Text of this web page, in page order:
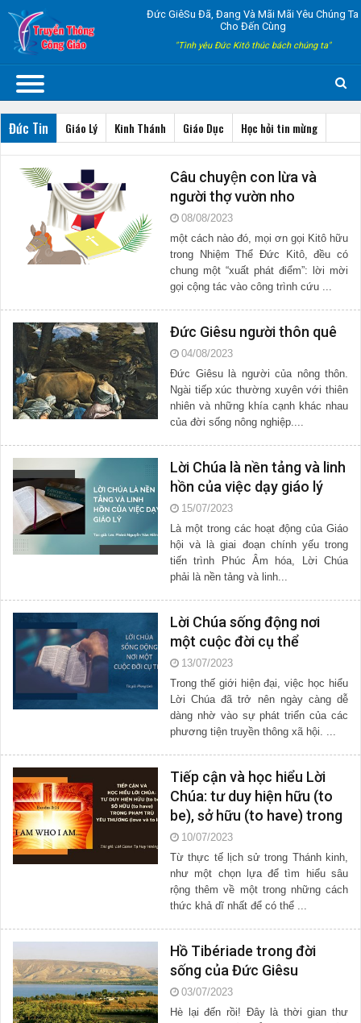
Đức GiêSu Đã, Đang Và Mãi Mãi Yêu Chúng Ta
Cho Đến Cùng
"Tình yêu Đức Kitô thúc bách chúng ta"
Đức Tin Giáo Lý Kinh Thánh Giáo Dục Học hỏi tin mừng
Câu chuyện con lừa và
người thợ vườn nho
08/08/2023
một cách nào đó, mọi ơn gọi Kitô hữu
trong Nhiệm Thể Đức Kitô, đều có
chung một “xuất phát điểm”: lời mời
gọi cộng tác vào công trình cứu ...
Đức Giêsu người thôn quê
04/08/2023
Đức Giêsu là người của nông thôn.
Ngài tiếp xúc thường xuyên với thiên
nhiên và những khía cạnh khác nhau
của đời sống nông nghiệp....
Lời Chúa là nền tảng và linh
hồn của việc dạy giáo lý
15/07/2023
Là một trong các hoạt động của Giáo
hội và là giai đoạn chính yếu trong
tiến trình Phúc Âm hóa, Lời Chúa
phải là nền tảng và linh...
Lời Chúa sống động nơi
một cuộc đời cụ thể
13/07/2023
Trong thế giới hiện đại, việc học hiểu
Lời Chúa đã trở nên ngày càng dễ
dàng nhờ vào sự phát triển của các
phương tiện truyền thông xã hội. ...
Tiếp cận và học hiểu Lời
Chúa: tư duy hiện hữu (to
be), sở hữu (to have) trong
phạm trù yêu thương (love
và to love)
10/07/2023
Từ thực tế lịch sử trong Thánh kinh,
như một chọn lựa để tìm hiểu sâu
rộng thêm về một trong những cách
thức khả dĩ nhất để có thể ...
Hồ Tibériade trong đời
sống của Đức Giêsu
03/07/2023
Hè lại đến rồi! Đây là thời gian thư